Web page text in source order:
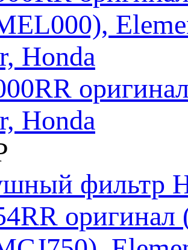
Honda